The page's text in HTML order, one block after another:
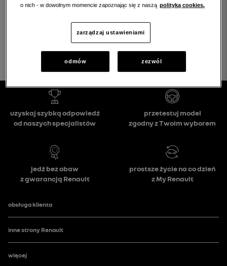
Wróć na stronę główną.
wróć na stronę główną
o nich - w dowolnym momencie zapoznając się z naszą polityką cookies.
zarządzaj ustawieniami
odmów zezwól